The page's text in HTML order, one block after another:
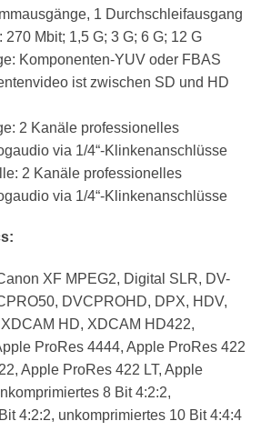
1 Durchschleifausgang
Mbit; 1,5 G; 3 G; 6 G; 12 G
Komponenten-YUV oder FBAS
ist zwischen SD und HD
2 Kanäle professionelles
via 1/4“-Klinkenanschlüsse
2 Kanäle professionelles
via 1/4“-Klinkenanschlüsse
XF MPEG2, Digital SLR, DV-
DVCPROHD, DPX, HDV,
HD, XDCAM HD422,
ProRes 4444, Apple ProRes 422
Apple ProRes 422 LT, Apple
8 Bit 4:2:2,
4:2:2, unkomprimiertes 10 Bit 4:4:4